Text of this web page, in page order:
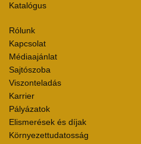
Katalógus
Rólunk
Kapcsolat
Médiaajánlat
Sajtószoba
Viszonteladás
Karrier
Pályázatok
Elismerések és díjak
Környezettudatosság